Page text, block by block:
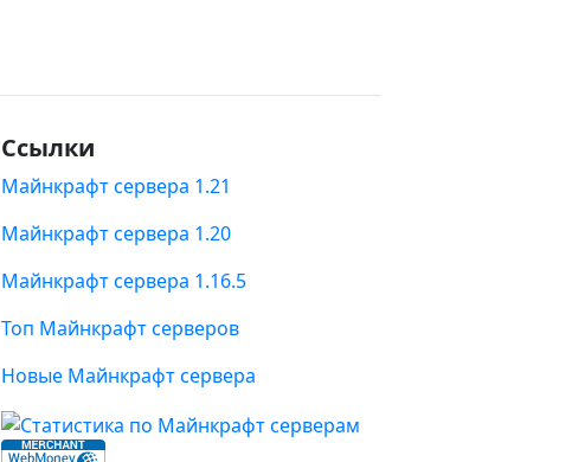
Ссылки
Майнкрафт сервера 1.21
Майнкрафт сервера 1.20
Майнкрафт сервера 1.16.5
Топ Майнкрафт серверов
Новые Майнкрафт сервера